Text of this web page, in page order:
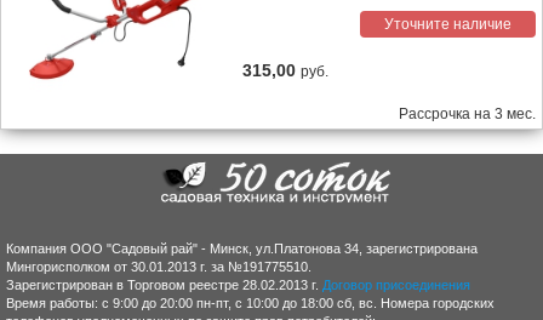
Уточните наличие
315,00руб.
Рассрочка на 3 мес.
Компания ООО "Садовый рай" - Минск, ул.Платонова 34, зарегистрирована
Мингорисполком от 30.01.2013 г. за №191775510.
Зарегистрирован в Торговом реестре 28.02.2013 г. Договор присоединения
Время работы: с 9:00 до 20:00 пн-пт, с 10:00 до 18:00 сб, вс. Номера городских